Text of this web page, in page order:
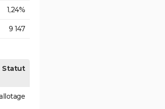
1,24%
9 147
Statut